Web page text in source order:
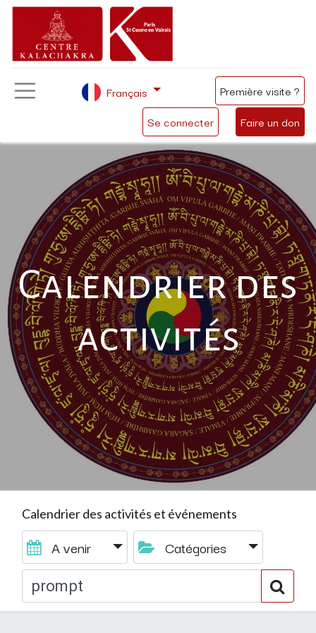
Se connecter Faire un don
Français Première visite ?
Calendrier des
activités
Calendrier des activités et événements
A venir Catégories